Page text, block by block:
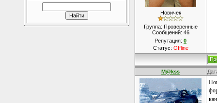
Новичек
Группа: Проверенные
Сообщений: 46
Репутация: 0
Статус: Offline
M@kss